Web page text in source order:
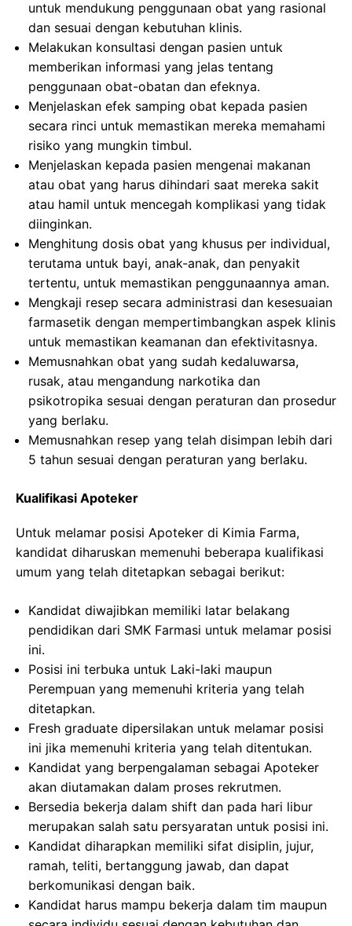
untuk mendukung penggunaan obat yang rasional
dan sesuai dengan kebutuhan klinis.
Melakukan konsultasi dengan pasien untuk
memberikan informasi yang jelas tentang
penggunaan obat-obatan dan efeknya.
Menjelaskan efek samping obat kepada pasien
secara rinci untuk memastikan mereka memahami
risiko yang mungkin timbul.
Menjelaskan kepada pasien mengenai makanan
atau obat yang harus dihindari saat mereka sakit
atau hamil untuk mencegah komplikasi yang tidak
diinginkan.
Menghitung dosis obat yang khusus per individual,
terutama untuk bayi, anak-anak, dan penyakit
tertentu, untuk memastikan penggunaannya aman.
Mengkaji resep secara administrasi dan kesesuaian
farmasetik dengan mempertimbangkan aspek klinis
untuk memastikan keamanan dan efektivitasnya.
Memusnahkan obat yang sudah kedaluwarsa,
rusak, atau mengandung narkotika dan
psikotropika sesuai dengan peraturan dan prosedur
yang berlaku.
Memusnahkan resep yang telah disimpan lebih dari
5 tahun sesuai dengan peraturan yang berlaku.
Kualifikasi Apoteker
Untuk melamar posisi Apoteker di Kimia Farma,
kandidat diharuskan memenuhi beberapa kualifikasi
umum yang telah ditetapkan sebagai berikut:
Kandidat diwajibkan memiliki latar belakang
pendidikan dari SMK Farmasi untuk melamar posisi
ini.
Posisi ini terbuka untuk Laki-laki maupun
Perempuan yang memenuhi kriteria yang telah
ditetapkan.
Fresh graduate dipersilakan untuk melamar posisi
ini jika memenuhi kriteria yang telah ditentukan.
Kandidat yang berpengalaman sebagai Apoteker
akan diutamakan dalam proses rekrutmen.
Bersedia bekerja dalam shift dan pada hari libur
merupakan salah satu persyaratan untuk posisi ini.
Kandidat diharapkan memiliki sifat disiplin, jujur,
ramah, teliti, bertanggung jawab, dan dapat
berkomunikasi dengan baik.
Kandidat harus mampu bekerja dalam tim maupun